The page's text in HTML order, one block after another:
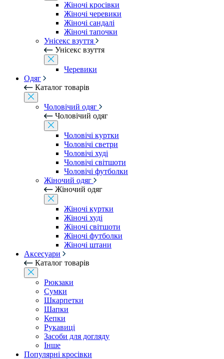
Жіночі кросівки
Жіночі черевики
Жіночі сандалі
Жіночі тапочки
Унісекс взуття
Унісекс взуття
Черевики
Одяг
Каталог товарів
Чоловічий одяг
Чоловічий одяг
Чоловічі куртки
Чоловічі светри
Чоловічі худі
Чоловічі світшоти
Чоловічі футболки
Жіночий одяг
Жіночий одяг
Жіночі куртки
Жіночі худі
Жіночі світшоти
Жіночі футболки
Жіночі штани
Аксесуари
Каталог товарів
Рюкзаки
Сумки
Шкарпетки
Шапки
Кепки
Рукавиці
Засоби для догляду
Інше
Популярні кросівки